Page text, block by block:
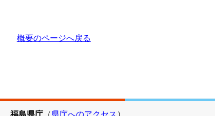
概要のページへ戻る
福島県庁 （県庁へのアクセス ）